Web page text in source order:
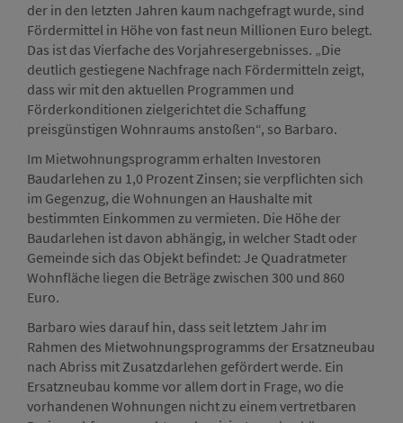
der in den letzten Jahren kaum nachgefragt wurde, sind
Fördermittel in Höhe von fast neun Millionen Euro belegt.
Das ist das Vierfache des Vorjahresergebnisses. „Die
deutlich gestiegene Nachfrage nach Fördermitteln zeigt,
dass wir mit den aktuellen Programmen und
Förderkonditionen zielgerichtet die Schaffung
preisgünstigen Wohnraums anstoßen“, so Barbaro.
Im Mietwohnungsprogramm erhalten Investoren
Baudarlehen zu 1,0 Prozent Zinsen; sie verpflichten sich
im Gegenzug, die Wohnungen an Haushalte mit
bestimmten Einkommen zu vermieten. Die Höhe der
Baudarlehen ist davon abhängig, in welcher Stadt oder
Gemeinde sich das Objekt befindet: Je Quadratmeter
Wohnfläche liegen die Beträge zwischen 300 und 860
Euro.
Barbaro wies darauf hin, dass seit letztem Jahr im
Rahmen des Mietwohnungsprogramms der Ersatzneubau
nach Abriss mit Zusatzdarlehen gefördert werde. Ein
Ersatzneubau komme vor allem dort in Frage, wo die
vorhandenen Wohnungen nicht zu einem vertretbaren